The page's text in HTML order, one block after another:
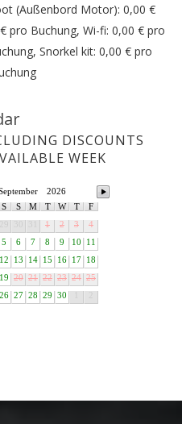
(Außenbord Motor): 0,00 €
pro Buchung, Wi-fi: 0,00 € pro
Snorkel kit: 0,00 € pro
DISCOUNTS
WEEK
2026
S
S M T W T
F
1 2 3
4
5
6 7 8 9 10
11
12
13 14 15 16 17
18
19
20 21 22 23 24 25
26 27 28 29 30